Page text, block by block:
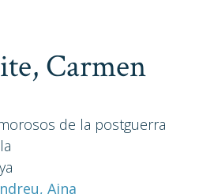
Carmen
de la postguerra
Aina